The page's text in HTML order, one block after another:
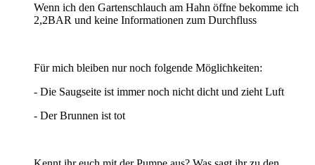
Wenn ich den Gartenschlauch am Hahn öffne bekomme ich
2,2BAR und keine Informationen zum Durchfluss
Für mich bleiben nur noch folgende Möglichkeiten:
- Die Saugseite ist immer noch nicht dicht und zieht Luft
- Der Brunnen ist tot